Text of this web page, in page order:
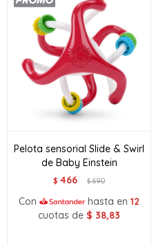
Pelota sensorial Slide & Swirl
de Baby Einstein
$ 466 $690
Con hasta en 12
cuotas de $ 38,83